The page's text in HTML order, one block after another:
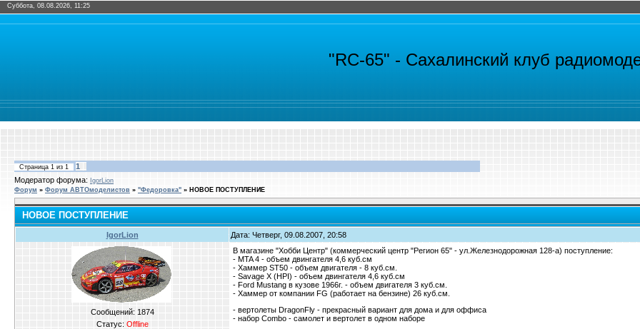
Суббота, 08.08.2026, 11:25
"RC-65" - Сахалинский клуб
Страница 1 из 1
1
Модератор форума:
IgorLion
Форум » Форум АВТОмоделистов » "Федоровка" » НОВОЕ ПОСТУПЛЕНИЕ
НОВОЕ ПОСТУПЛЕНИЕ
IgorLion Дата: Четверг, 09.08.2007, 20:58
Сообщений: 1874
Статус: Offline
В магазине "Хобби Центр" (коммерческий центр "Регион 65" - ул.Железнодорожная 128-а) поступление:
- MTA 4 - объем двингателя 4,6 куб.см
- Хаммер ST50 - объем двигателя - 8 куб.см.
- Savage X (HPI) - объем двингателя 4,6 куб.см
- Ford Mustang в кузове 1966г. - объем двигателя 3 куб.см.
- Хаммер от компании FG (работает на бензине) 26 куб.см.
- вертолеты DragonFly - прекрасный вариант для дома и для оффиса
- набор Combo - самолет и вертолет в одном наборе